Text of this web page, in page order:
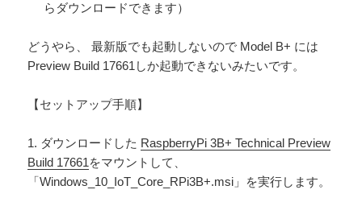
らダウンロードできます）
どうやら、 最新版でも起動しないので Model B+ には
Preview Build 17661しか起動できないみたいです。
【セットアップ手順】
1. ダウンロードした RaspberryPi 3B+ Technical Preview
Build 17661をマウントして、
「Windows_10_IoT_Core_RPi3B+.msi」を実行します。